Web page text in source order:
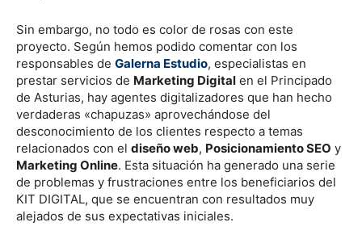
Sin embargo, no todo es color de rosas con este
proyecto. Según hemos podido comentar con los
responsables de Galerna Estudio, especialistas en
prestar servicios de Marketing Digital en el Principado
de Asturias, hay agentes digitalizadores que han hecho
verdaderas «chapuzas» aprovechándose del
desconocimiento de los clientes respecto a temas
relacionados con el diseño web, Posicionamiento SEO y
Marketing Online. Esta situación ha generado una serie
de problemas y frustraciones entre los beneficiarios del
KIT DIGITAL, que se encuentran con resultados muy
alejados de sus expectativas iniciales.